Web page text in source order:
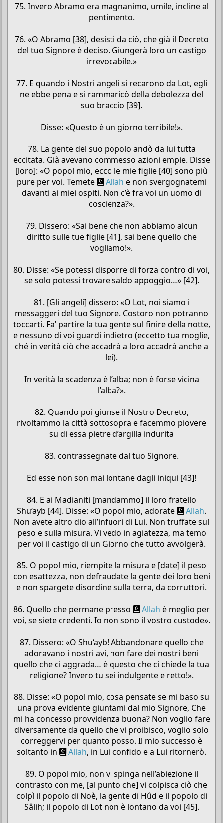
75. Invero Abramo era magnanimo, umile, incline al
pentimento.
76. «O Abramo [38], desisti da ciò, che già il Decreto
del tuo Signore è deciso. Giungerà loro un castigo
irrevocabile.»
77. E quando i Nostri angeli si recarono da Lot, egli
ne ebbe pena e si rammaricò della debolezza del
suo braccio [39].
Disse: «Questo è un giorno terribile!».
78. La gente del suo popolo andò da lui tutta
eccitata. Già avevano commesso azioni empie. Disse
[loro]: «O popol mio, ecco le mie figlie [40] sono più
pure per voi. Temete
Allah e non svergognatemi
davanti ai miei ospiti. Non c’è fra voi un uomo di
coscienza?».
79. Dissero: «Sai bene che non abbiamo alcun
diritto sulle tue figlie [41], sai bene quello che
vogliamo!».
80. Disse: «Se potessi disporre di forza contro di voi,
se solo potessi trovare saldo appoggio…» [42].
81. [Gli angeli] dissero: «O Lot, noi siamo i
messaggeri del tuo Signore. Costoro non potranno
toccarti. Fa’ partire la tua gente sul finire della notte,
e nessuno di voi guardi indietro (eccetto tua moglie,
ché in verità ciò che accadrà a loro accadrà anche a
lei).
In verità la scadenza è l’alba; non è forse vicina
l’alba?».
82. Quando poi giunse il Nostro Decreto,
rivoltammo la città sottosopra e facemmo piovere
su di essa pietre d’argilla indurita
83. contrassegnate dal tuo Signore.
Ed esse non son mai lontane dagli iniqui [43]!
84. E ai Madianiti [mandammo] il loro fratello
Shu‘ayb [44]. Disse: «O popol mio, adorate
Allah.
Non avete altro dio all’infuori di Lui. Non truffate sul
peso e sulla misura. Vi vedo in agiatezza, ma temo
per voi il castigo di un Giorno che tutto avvolgerà.
85. O popol mio, riempite la misura e [date] il peso
con esattezza, non defraudate la gente dei loro beni
e non spargete disordine sulla terra, da corruttori.
86. Quello che permane presso
Allah è meglio per
voi, se siete credenti. Io non sono il vostro custode».
87. Dissero: «O Shu‘ayb! Abbandonare quello che
adoravano i nostri avi, non fare dei nostri beni
quello che ci aggrada… è questo che ci chiede la tua
religione? Invero tu sei indulgente e retto!».
88. Disse: «O popol mio, cosa pensate se mi baso su
una prova evidente giuntami dal mio Signore, Che
mi ha concesso provvidenza buona? Non voglio fare
diversamente da quello che vi proibisco, voglio solo
correggervi per quanto posso. Il mio successo è
soltanto in
Allah, in Lui confido e a Lui ritornerò.
89. O popol mio, non vi spinga nell’abiezione il
contrasto con me, [al punto che] vi colpisca ciò che
colpì il popolo di Noè, la gente di Hûd e il popolo di
Sâlih; il popolo di Lot non è lontano da voi [45].